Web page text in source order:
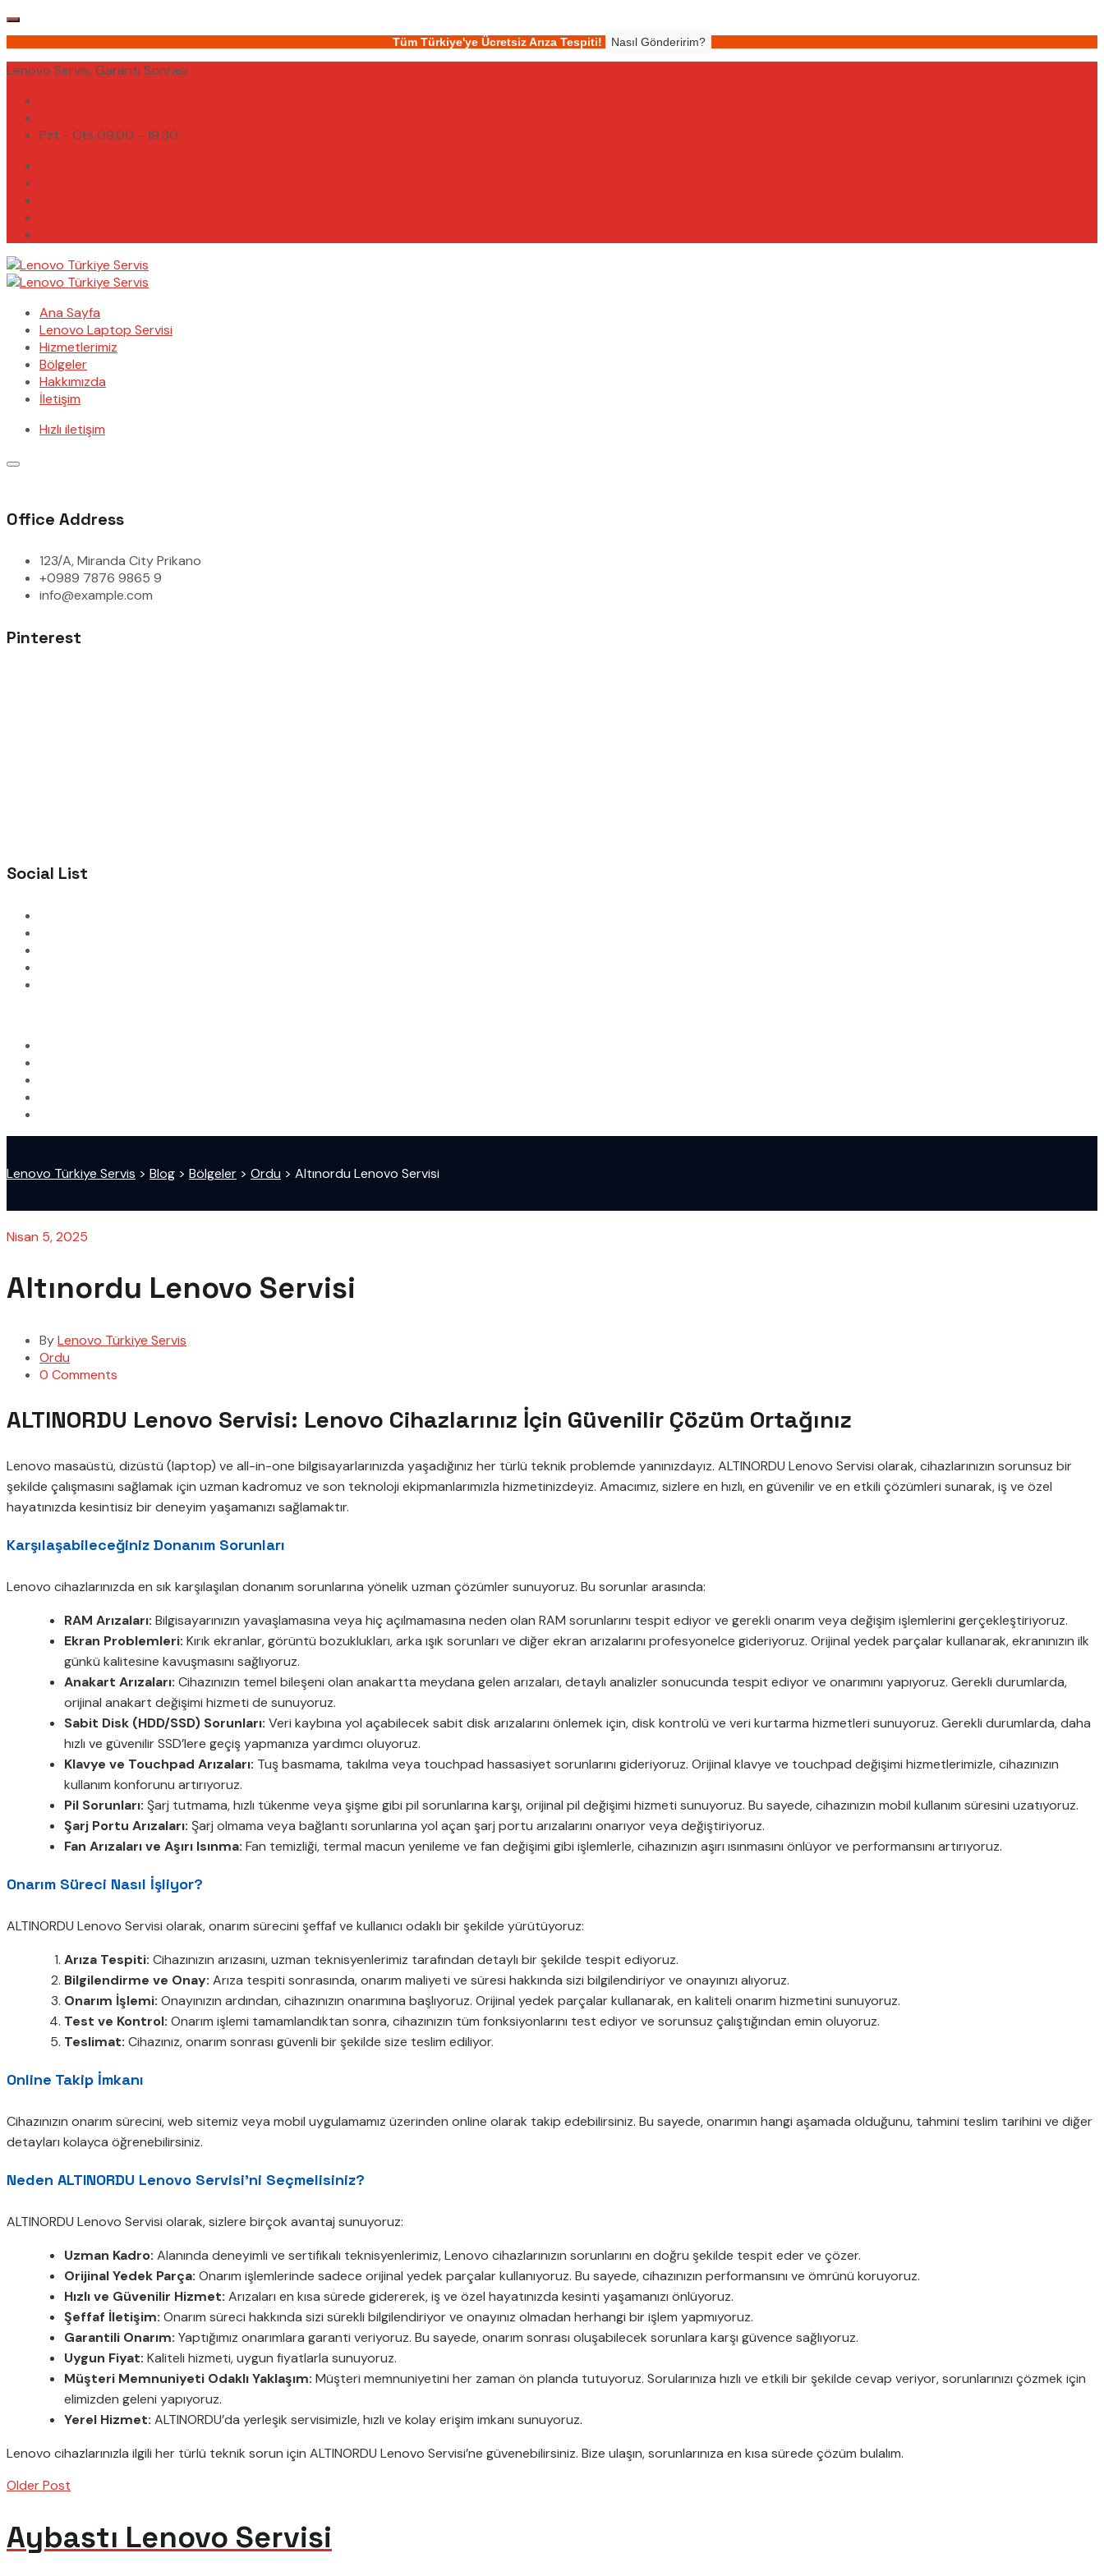
Tüm Türkiye'ye Ücretsiz Arıza Tespiti! Nasıl Gönderirim?
Lenovo Servis, Garanti Sonrası
Pzt - Cts 09.00 - 19.30
Ana Sayfa
Lenovo Laptop Servisi
Hizmetlerimiz
Bölgeler
Hakkımızda
İletişim
Hızlı iletişim
Office Address
123/A, Miranda City Prikano
+0989 7876 9865 9
info@example.com
Pinterest
Social List
Lenovo Türkiye Servis > Blog > Bölgeler > Ordu > Altınordu Lenovo Servisi
Nisan 5, 2025
Altınordu Lenovo Servisi
ByLenovo Türkiye Servis
Ordu
0 Comments
ALTINORDU Lenovo Servisi: Lenovo Cihazlarınız İçin Güvenilir Çözüm Ortağınız
Lenovo masaüstü, dizüstü (laptop) ve all-in-one bilgisayarlarınızda yaşadığınız her türlü teknik problemde yanınızdayız. ALTINORDU Lenovo Servisi olarak, cihazlarınızın sorunsuz bir
şekilde çalışmasını sağlamak için uzman kadromuz ve son teknoloji ekipmanlarımızla hizmetinizdeyiz. Amacımız, sizlere en hızlı, en güvenilir ve en etkili çözümleri sunarak, iş ve özel
hayatınızda kesintisiz bir deneyim yaşamanızı sağlamaktır.
Karşılaşabileceğiniz Donanım Sorunları
Lenovo cihazlarınızda en sık karşılaşılan donanım sorunlarına yönelik uzman çözümler sunuyoruz. Bu sorunlar arasında:
RAM Arızaları: Bilgisayarınızın yavaşlamasına veya hiç açılmamasına neden olan RAM sorunlarını tespit ediyor ve gerekli onarım veya değişim işlemlerini gerçekleştiriyoruz.
Ekran Problemleri: Kırık ekranlar, görüntü bozuklukları, arka ışık sorunları ve diğer ekran arızalarını profesyonelce gideriyoruz. Orijinal yedek parçalar kullanarak, ekranınızın ilk
günkü kalitesine kavuşmasını sağlıyoruz.
Anakart Arızaları: Cihazınızın temel bileşeni olan anakartta meydana gelen arızaları, detaylı analizler sonucunda tespit ediyor ve onarımını yapıyoruz. Gerekli durumlarda,
orijinal anakart değişimi hizmeti de sunuyoruz.
Sabit Disk (HDD/SSD) Sorunları: Veri kaybına yol açabilecek sabit disk arızalarını önlemek için, disk kontrolü ve veri kurtarma hizmetleri sunuyoruz. Gerekli durumlarda, daha
hızlı ve güvenilir SSD’lere geçiş yapmanıza yardımcı oluyoruz.
Klavye ve Touchpad Arızaları: Tuş basmama, takılma veya touchpad hassasiyet sorunlarını gideriyoruz. Orijinal klavye ve touchpad değişimi hizmetlerimizle, cihazınızın
kullanım konforunu artırıyoruz.
Pil Sorunları: Şarj tutmama, hızlı tükenme veya şişme gibi pil sorunlarına karşı, orijinal pil değişimi hizmeti sunuyoruz. Bu sayede, cihazınızın mobil kullanım süresini uzatıyoruz.
Şarj Portu Arızaları: Şarj olmama veya bağlantı sorunlarına yol açan şarj portu arızalarını onarıyor veya değiştiriyoruz.
Fan Arızaları ve Aşırı Isınma: Fan temizliği, termal macun yenileme ve fan değişimi gibi işlemlerle, cihazınızın aşırı ısınmasını önlüyor ve performansını artırıyoruz.
Onarım Süreci Nasıl İşliyor?
ALTINORDU Lenovo Servisi olarak, onarım sürecini şeffaf ve kullanıcı odaklı bir şekilde yürütüyoruz:
Arıza Tespiti: Cihazınızın arızasını, uzman teknisyenlerimiz tarafından detaylı bir şekilde tespit ediyoruz.
Bilgilendirme ve Onay: Arıza tespiti sonrasında, onarım maliyeti ve süresi hakkında sizi bilgilendiriyor ve onayınızı alıyoruz.
Onarım İşlemi: Onayınızın ardından, cihazınızın onarımına başlıyoruz. Orijinal yedek parçalar kullanarak, en kaliteli onarım hizmetini sunuyoruz.
Test ve Kontrol: Onarım işlemi tamamlandıktan sonra, cihazınızın tüm fonksiyonlarını test ediyor ve sorunsuz çalıştığından emin oluyoruz.
Teslimat: Cihazınız, onarım sonrası güvenli bir şekilde size teslim ediliyor.
Online Takip İmkanı
Cihazınızın onarım sürecini, web sitemiz veya mobil uygulamamız üzerinden online olarak takip edebilirsiniz. Bu sayede, onarımın hangi aşamada olduğunu, tahmini teslim tarihini ve diğer
detayları kolayca öğrenebilirsiniz.
Neden ALTINORDU Lenovo Servisi’ni Seçmelisiniz?
ALTINORDU Lenovo Servisi olarak, sizlere birçok avantaj sunuyoruz:
Uzman Kadro: Alanında deneyimli ve sertifikalı teknisyenlerimiz, Lenovo cihazlarınızın sorunlarını en doğru şekilde tespit eder ve çözer.
Orijinal Yedek Parça: Onarım işlemlerinde sadece orijinal yedek parçalar kullanıyoruz. Bu sayede, cihazınızın performansını ve ömrünü koruyoruz.
Hızlı ve Güvenilir Hizmet: Arızaları en kısa sürede gidererek, iş ve özel hayatınızda kesinti yaşamanızı önlüyoruz.
Şeffaf İletişim: Onarım süreci hakkında sizi sürekli bilgilendiriyor ve onayınız olmadan herhangi bir işlem yapmıyoruz.
Garantili Onarım: Yaptığımız onarımlara garanti veriyoruz. Bu sayede, onarım sonrası oluşabilecek sorunlara karşı güvence sağlıyoruz.
Uygun Fiyat: Kaliteli hizmeti, uygun fiyatlarla sunuyoruz.
Müşteri Memnuniyeti Odaklı Yaklaşım: Müşteri memnuniyetini her zaman ön planda tutuyoruz. Sorularınıza hızlı ve etkili bir şekilde cevap veriyor, sorunlarınızı çözmek için
elimizden geleni yapıyoruz.
Yerel Hizmet: ALTINORDU’da yerleşik servisimizle, hızlı ve kolay erişim imkanı sunuyoruz.
Lenovo cihazlarınızla ilgili her türlü teknik sorun için ALTINORDU Lenovo Servisi’ne güvenebilirsiniz. Bize ulaşın, sorunlarınıza en kısa sürede çözüm bulalım.
Older Post
Aybastı Lenovo Servisi